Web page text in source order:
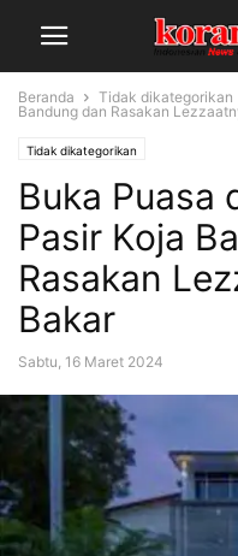
Beranda Tidak dikategorikan
Bandung dan Rasakan
Tidak dikategorikan
Buka Puasa
Pasir Koja
Rasakan
Bakar
Sabtu, 16 Maret 2024